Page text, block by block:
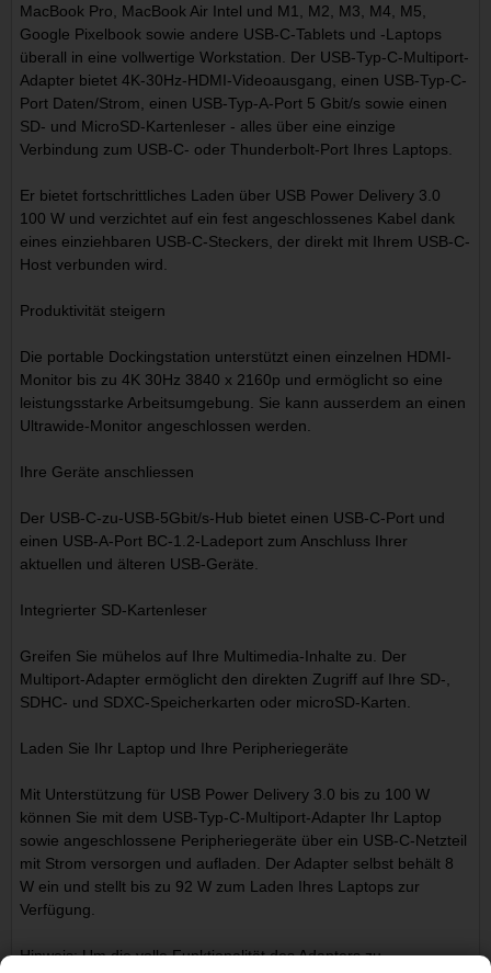
MacBook Pro, MacBook Air Intel und M1, M2, M3, M4, M5,
Google Pixelbook sowie andere USB-C-Tablets und -Laptops
überall in eine vollwertige Workstation. Der USB-Typ-C-Multiport-
Adapter bietet 4K-30Hz-HDMI-Videoausgang, einen USB-Typ-C-
Port Daten/Strom, einen USB-Typ-A-Port 5 Gbit/s sowie einen
SD- und MicroSD-Kartenleser - alles über eine einzige
Verbindung zum USB-C- oder Thunderbolt-Port Ihres Laptops.
Er bietet fortschrittliches Laden über USB Power Delivery 3.0
100 W und verzichtet auf ein fest angeschlossenes Kabel dank
eines einziehbaren USB-C-Steckers, der direkt mit Ihrem USB-C-
Host verbunden wird.
Produktivität steigern
Die portable Dockingstation unterstützt einen einzelnen HDMI-
Monitor bis zu 4K 30Hz 3840 x 2160p und ermöglicht so eine
leistungsstarke Arbeitsumgebung. Sie kann ausserdem an einen
Ultrawide-Monitor angeschlossen werden.
Ihre Geräte anschliessen
Der USB-C-zu-USB-5Gbit/s-Hub bietet einen USB-C-Port und
einen USB-A-Port BC-1.2-Ladeport zum Anschluss Ihrer
aktuellen und älteren USB-Geräte.
Integrierter SD-Kartenleser
Greifen Sie mühelos auf Ihre Multimedia-Inhalte zu. Der
Multiport-Adapter ermöglicht den direkten Zugriff auf Ihre SD-,
SDHC- und SDXC-Speicherkarten oder microSD-Karten.
Laden Sie Ihr Laptop und Ihre Peripheriegeräte
Mit Unterstützung für USB Power Delivery 3.0 bis zu 100 W
können Sie mit dem USB-Typ-C-Multiport-Adapter Ihr Laptop
sowie angeschlossene Peripheriegeräte über ein USB-C-Netzteil
mit Strom versorgen und aufladen. Der Adapter selbst behält 8
W ein und stellt bis zu 92 W zum Laden Ihres Laptops zur
Verfügung.
Hinweis: Um die volle Funktionalität des Adapters zu